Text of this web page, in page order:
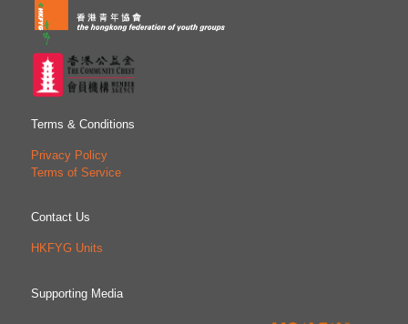
Terms & Conditions
Privacy Policy
Terms of Service
Contact Us
HKFYG Units
Supporting Media